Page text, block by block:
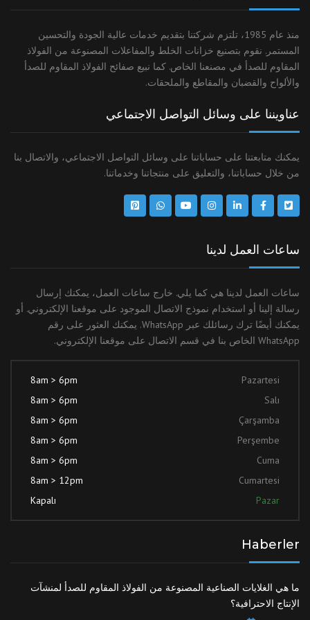
منذ عام 1985، تلتزم شركتنا بتقديم خدمات عالية الجودة والتحسين
المستمر. نقوم بتصنيع خزانات الخلط والمفاعلات المصنوعة من الفولاذ
المقاوم للصدأ في مصنعنا الخاص. كما نبيع صفائح الفولاذ المقاوم للصدأ
والألواح والقضبان والمقاطع والملحقات.
عناويننا على وسائل التواصل الاجتماعي
يمكنك متابعتنا على حساباتنا على وسائل التواصل الاجتماعي، والاتصال بنا
من خلال حساباتنا، والتعليق على منتجاتنا وخدماتنا.
ساعات العمل لدينا
ساعات العمل لدينا هي كما يلي. خارج ساعات العمل، يمكنك إرسال
رسالة إلينا أو استخدام نموذج الاتصال الموجود على موقعنا الإلكتروني. أو
يمكنك أيضًا ترك رسائلك عبر WhatsApp. يمكنك العثور على رقم
WhatsApp الخاص بنا في قسم الاتصال على موقعنا الإلكتروني.
Pazartesi
8am > 6pm
Salı
8am > 6pm
Çarşamba
8am > 6pm
Perşembe
8am > 6pm
Cuma
8am > 6pm
Cumartesi
8am > 12pm
Pazar
Kapalı
Haberler
ما هي الغلايات الصناعية المصنوعة من الفولاذ المقاوم للصدأ لمنشآت
الإنتاج الاحترافية؟